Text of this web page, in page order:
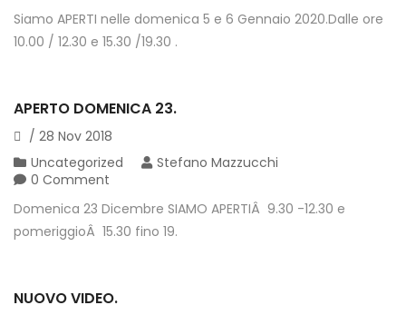
Siamo APERTI nelle domenica 5 e 6 Gennaio 2020.Dalle ore
10.00 / 12.30 e 15.30 /19.30 .
APERTO DOMENICA 23.
/ 28 Nov 2018
Uncategorized
Stefano Mazzucchi
0 Comment
Domenica 23 Dicembre SIAMO APERTIÂ 9.30 -12.30 e
pomeriggioÂ 15.30 fino 19.
NUOVO VIDEO.